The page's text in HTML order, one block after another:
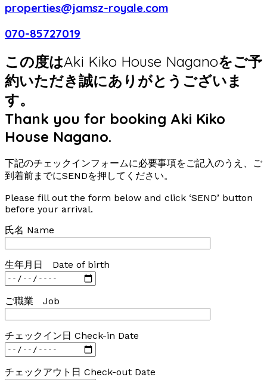
properties@jamsz-royale.com
070-85727019
この度はAki Kiko House Naganoをご予
約いただき誠にありがとうございま
す。
Thank you for booking Aki Kiko
House Nagano.
下記のチェックインフォームに必要事項をご記入のうえ、ご
到着前までにSENDを押してください。
Please fill out the form below and click ‘SEND’ button
before your arrival.
氏名 Name
生年月日 Date of birth
ご職業 Job
チェックイン日 Check-in Date
チェックアウト日 Check-out Date